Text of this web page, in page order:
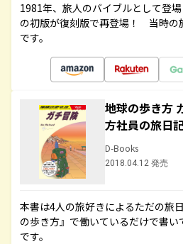
1981年、旅人のバイブルとして登
の初版が復刻版で再登場！ 当時の
です。
地球の歩き方
方社員の旅日
D-Books
2018.04.12 発売
本書は4人の旅好きによるただの旅
の歩き方』で働いているだけで書
です。